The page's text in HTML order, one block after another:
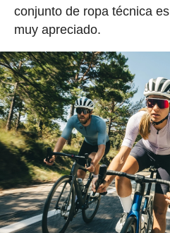
conjunto de ropa técnica
muy apreciado.